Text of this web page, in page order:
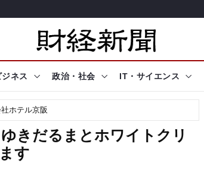
ネス 政治・社会 IT・サイエンス
ホテル京阪
きだるまとホワイトクリ
す